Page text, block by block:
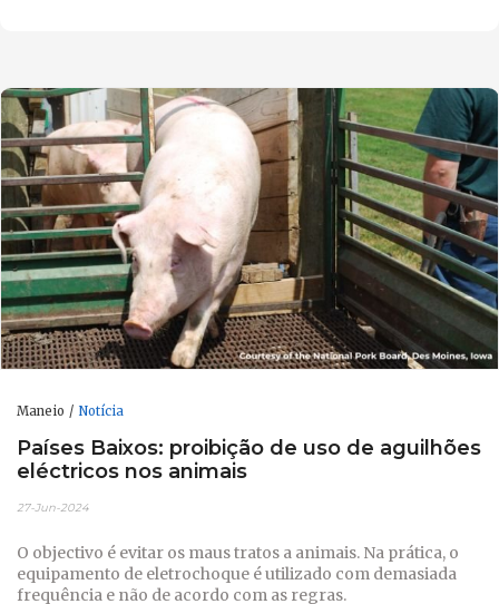
Maneio Notícia
Países Baixos: proibição de uso de aguilhões
eléctricos nos animais
27-Jun-2024
O objectivo é evitar os maus tratos a animais. Na prática, o
equipamento de eletrochoque é utilizado com demasiada
frequência e não de acordo com as regras.